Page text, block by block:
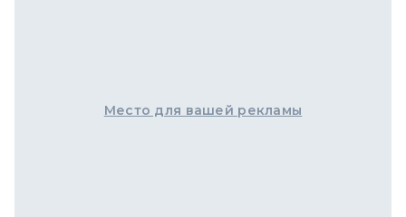
Место для вашей рекламы